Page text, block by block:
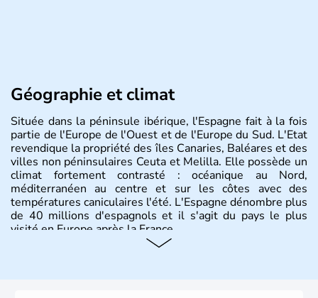
Géographie et climat
Située dans la péninsule ibérique, l'Espagne fait à la fois
partie de l'Europe de l'Ouest et de l'Europe du Sud. L'Etat
revendique la propriété des îles Canaries, Baléares et des
villes non péninsulaires Ceuta et Melilla. Elle possède un
climat fortement contrasté : océanique au Nord,
méditerranéen au centre et sur les côtes avec des
températures caniculaires l'été. L'Espagne dénombre plus
de 40 millions d'espagnols et il s'agit du pays le plus
visité en Europe après la France.